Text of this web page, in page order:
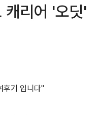
캐리어 '오딧'
후기 입니다"